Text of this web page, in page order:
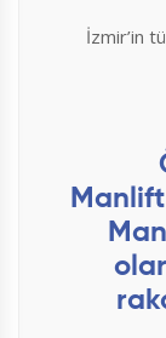
İzmir’in